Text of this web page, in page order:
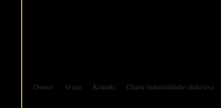
Domov O nás Kontakt Charta industriálneho dedičstva